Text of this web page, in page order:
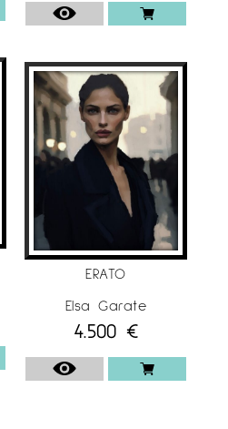
i Moda.
és provocar
les, compartir-les i, per
profunda amb
són emocions qualssevol,
La sensació màgica
és una experiència
és el resultat de la teva
una obra d’art.
l’àrea entre el realisme i
combinació
objectius.
i quan pinto
els dono energia i
ERATO
Elsa Garate
4.500 €